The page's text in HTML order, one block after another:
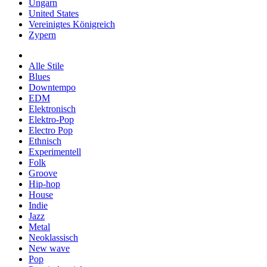
Ungarn
United States
Vereinigtes Königreich
Zypern
Alle Stile
Blues
Downtempo
EDM
Elektronisch
Elektro-Pop
Electro Pop
Ethnisch
Experimentell
Folk
Groove
Hip-hop
House
Indie
Jazz
Metal
Neoklassisch
New wave
Pop